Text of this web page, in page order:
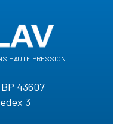
haute pression
43607
3